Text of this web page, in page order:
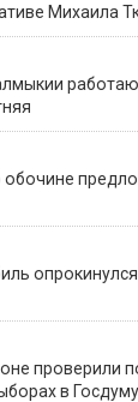
Михаила
обочине
проверили
в Госдуму